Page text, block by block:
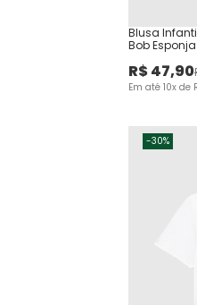
Blusa
Bob
R$47,90
Em até 10x de
-30%